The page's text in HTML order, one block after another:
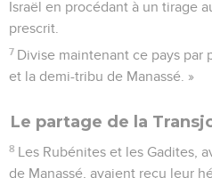
Israël en procédant à un tirage
prescrit.
7 Divise maintenant ce pays par
et la demi-tribu de Manassé. »
Le partage de la
8 Les Rubénites et les Gadites,
de Manassé, avaient reçu leur